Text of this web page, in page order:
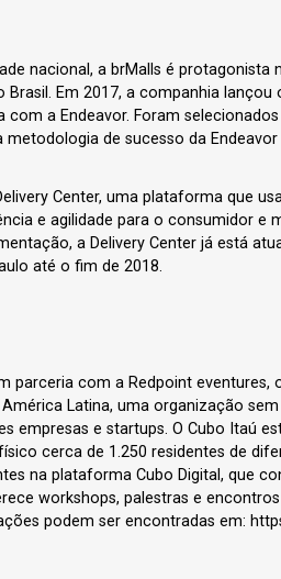
nacional, a brMalls é protagonista
Em 2017, a companhia lançou
a Endeavor. Foram
de sucesso da Endeavor
Center, uma plataforma que
e agilidade para o consumidor e
a Delivery Center já está
até o fim de 2018.
parceria com a Redpoint eventures,
Latina, uma organização
empresas e startups. O Cubo Itaú
cerca de 1.250 residentes de
na plataforma Cubo Digital, que
workshops, palestras e
podem ser encontradas em: